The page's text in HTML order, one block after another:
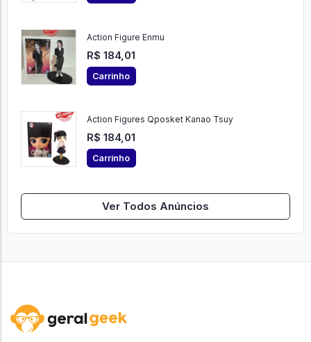
Action Figure Enmu
R$ 184,01
Carrinho
Action Figures Qposket Kanao Tsuy
R$ 184,01
Carrinho
Ver Todos Anúncios